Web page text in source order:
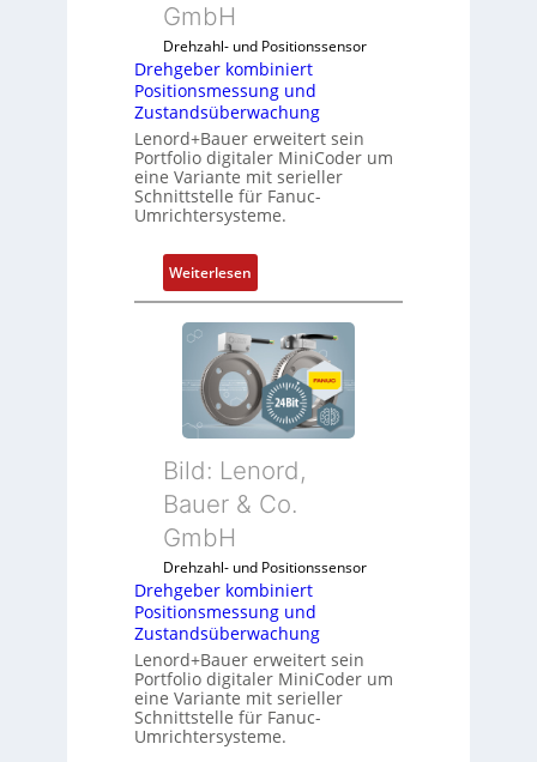
e
x
i
b
e
l
f
r
d
i
e
A
n
w
e
d
u
g
k
o
n
f
i
g
u
d
u
l
b
r
i
g
e
n
G
u
n
G
a
e
n
R
a
s
p
GmbH
Drehzahl- und Positionssensor
Drehgeber kombiniert
Positionsmessung und
Zustandsüberwachung
Lenord+Bauer erweitert sein
Portfolio digitaler MiniCoder um
eine Variante mit serieller
Schnittstelle für Fanuc-
Umrichtersysteme.
Weiterlesen:
D
r
e
h
g
e
e
m
b
i
i
e
r
t
Bild: Lenord,
Bauer & Co.
GmbH
Drehzahl- und Positionssensor
Drehgeber kombiniert
Positionsmessung und
Zustandsüberwachung
Lenord+Bauer erweitert sein
Portfolio digitaler MiniCoder um
eine Variante mit serieller
Schnittstelle für Fanuc-
Umrichtersysteme.